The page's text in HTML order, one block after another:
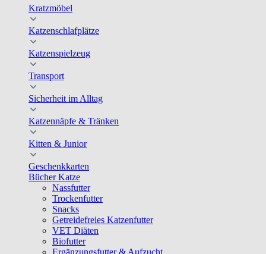
Kratzmöbel
Katzenschlafplätze
Katzenspielzeug
Transport
Sicherheit im Alltag
Katzennäpfe & Tränken
Kitten & Junior
Geschenkkarten
Bücher Katze
Nassfutter
Trockenfutter
Snacks
Getreidefreies Katzenfutter
VET Diäten
Biofutter
Ergänzungsfutter & Aufzucht